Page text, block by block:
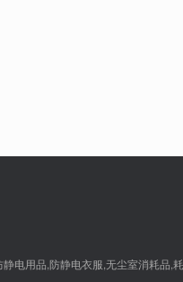
电用品,防静电衣服,无尘室消耗品,